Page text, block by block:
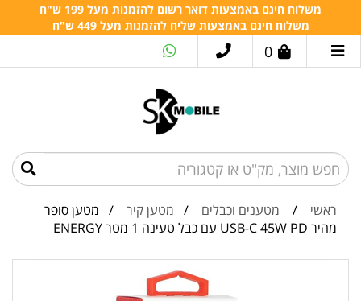
משלוח חינם באמצעות דואר רשום להזמנות מעל 199 ש"ח
משלוח חינם באמצעות שליח להזמנות מעל 449 ש"ח
0
ראשי / מטענים וכבלים / מטען קיר / מטען סופר
מהיר USB-C 45W PD עם כבל טעינה 1 מטר ENERGY